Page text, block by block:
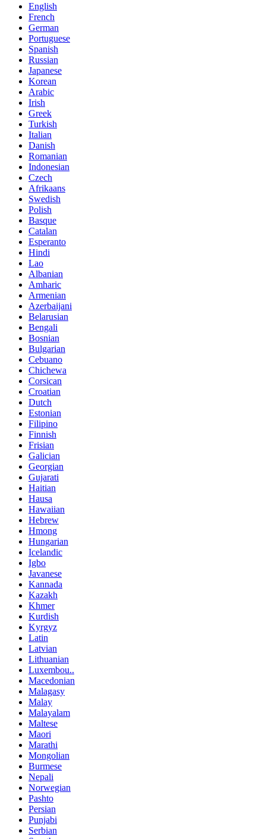
English
French
German
Portuguese
Spanish
Russian
Japanese
Korean
Arabic
Irish
Greek
Turkish
Italian
Danish
Romanian
Indonesian
Czech
Afrikaans
Swedish
Polish
Basque
Catalan
Esperanto
Hindi
Lao
Albanian
Amharic
Armenian
Azerbaijani
Belarusian
Bengali
Bosnian
Bulgarian
Cebuano
Chichewa
Corsican
Croatian
Dutch
Estonian
Filipino
Finnish
Frisian
Galician
Georgian
Gujarati
Haitian
Hausa
Hawaiian
Hebrew
Hmong
Hungarian
Icelandic
Igbo
Javanese
Kannada
Kazakh
Khmer
Kurdish
Kyrgyz
Latin
Latvian
Lithuanian
Luxembou..
Macedonian
Malagasy
Malay
Malayalam
Maltese
Maori
Marathi
Mongolian
Burmese
Nepali
Norwegian
Pashto
Persian
Punjabi
Serbian